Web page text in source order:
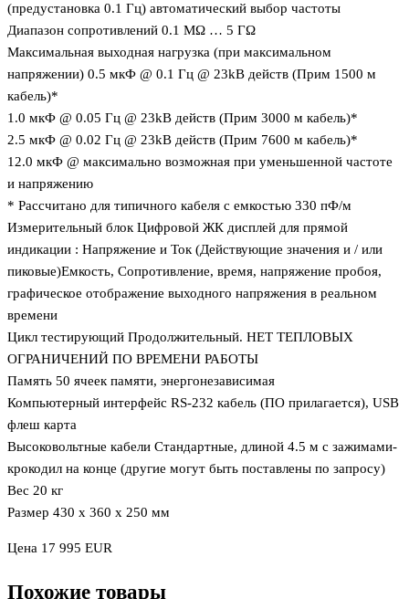
(предустановка 0.1 Гц) автоматический выбор частоты
Диапазон сопротивлений 0.1 MΩ … 5 ГΩ
Максимальная выходная нагрузка (при максимальном
напряжении) 0.5 мкФ @ 0.1 Гц @ 23kВ действ (Прим 1500 м
кабель)*
1.0 мкФ @ 0.05 Гц @ 23kВ действ (Прим 3000 м кабель)*
2.5 мкФ @ 0.02 Гц @ 23kВ действ (Прим 7600 м кабель)*
12.0 мкФ @ максимально возможная при уменьшенной частоте
и напряжению
* Рассчитано для типичного кабеля с емкостью 330 пФ/м
Измерительный блок Цифровой ЖК дисплей для прямой
индикации : Напряжение и Ток (Действующие значения и / или
пиковые)Емкость, Сопротивление, время, напряжение пробоя,
графическое отображение выходного напряжения в реальном
времени
Цикл тестирующий Продолжительный. НЕТ ТЕПЛОВЫХ
ОГРАНИЧЕНИЙ ПО ВРЕМЕНИ РАБОТЫ
Память 50 ячеек памяти, энергонезависимая
Компьютерный интерфейс RS-232 кабель (ПО прилагается), USB
флеш карта
Высоковольтные кабели Стандартные, длиной 4.5 м с зажимами-
крокодил на конце (другие могут быть поставлены по запросу)
Вес 20 кг
Размер 430 x 360 x 250 мм
Цена 17 995 EUR
Похожие товары